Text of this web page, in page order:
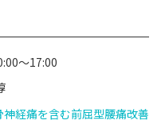
～17:00
経痛を含む前屈型腰痛改善